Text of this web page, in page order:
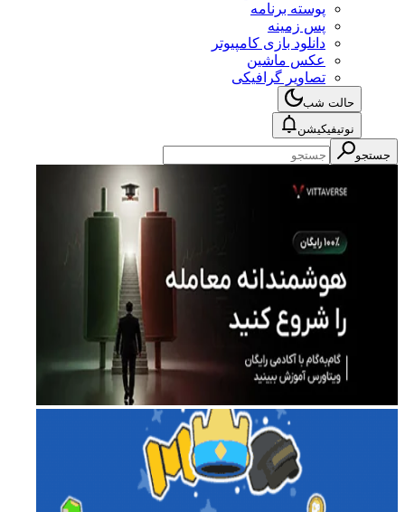
پوسته برنامه
پس زمینه
دانلود بازی کامپیوتر
عکس ماشین
تصاویر گرافیکی
حالت شب
نوتیفیکیشن
جستجو